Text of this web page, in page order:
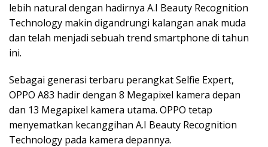
lebih natural dengan hadirnya A.I Beauty Recognition
Technology makin digandrungi kalangan anak muda
dan telah menjadi sebuah trend smartphone di tahun
ini.
Sebagai generasi terbaru perangkat Selfie Expert,
OPPO A83 hadir dengan 8 Megapixel kamera depan
dan 13 Megapixel kamera utama. OPPO tetap
menyematkan kecanggihan A.I Beauty Recognition
Technology pada kamera depannya.